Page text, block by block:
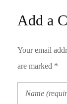
Add a
Your email
are marked *